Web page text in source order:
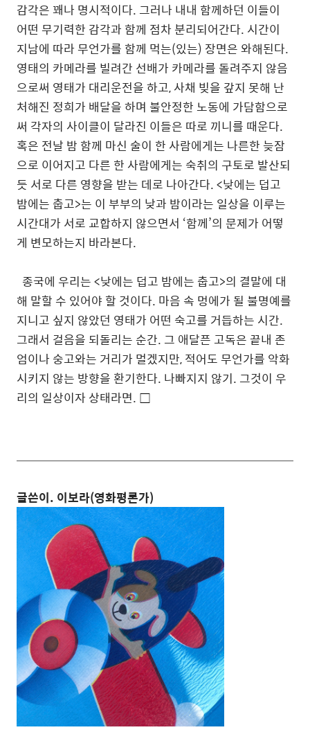
감각은 꽤나 명시적이다. 그러나 내내 함께하던 이들이
어떤 무기력한 감각과 함께 점차 분리되어간다. 시간이
지남에 따라 무언가를 함께 먹는(있는) 장면은 와해된다.
영태의 카메라를 빌려간 선배가 카메라를 돌려주지 않음
으로써 영태가 대리운전을 하고, 사채 빚을 갚지 못해 난
처해진 정희가 배달을 하며 불안정한 노동에 가담함으로
써 각자의 사이클이 달라진 이들은 따로 끼니를 때운다.
혹은 전날 밤 함께 마신 술이 한 사람에게는 나른한 늦잠
으로 이어지고 다른 한 사람에게는 숙취의 구토로 발산되
듯 서로 다른 영향을 받는 데로 나아간다. <낮에는 덥고
밤에는 춥고>는 이 부부의 낮과 밤이라는 일상을 이루는
시간대가 서로 교합하지 않으면서 ‘함께’의 문제가 어떻
게 변모하는지 바라본다.
종국에 우리는 <낮에는 덥고 밤에는 춥고>의 결말에 대
해 말할 수 있어야 할 것이다. 마음 속 멍에가 될 불명예를
지니고 싶지 않았던 영태가 어떤 숙고를 거듭하는 시간.
그래서 걸음을 되돌리는 순간. 그 애달픈 고독은 끝내 존
엄이나 숭고와는 거리가 멀겠지만, 적어도 무언가를 악화
시키지 않는 방향을 환기한다. 나빠지지 않기. 그것이 우
리의 일상이자 상태라면. □
글쓴이. 이보라(영화평론가)